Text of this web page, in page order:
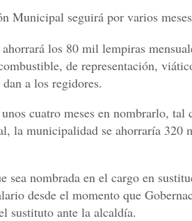
Municipal seguirá por varios
los 80 mil lempiras
de representación,
a los regidores.
cuatro meses en nombrarlo,
la municipalidad se ahorraría 320
sea nombrada en el cargo en
desde el momento que
sustituto ante la alcaldía.